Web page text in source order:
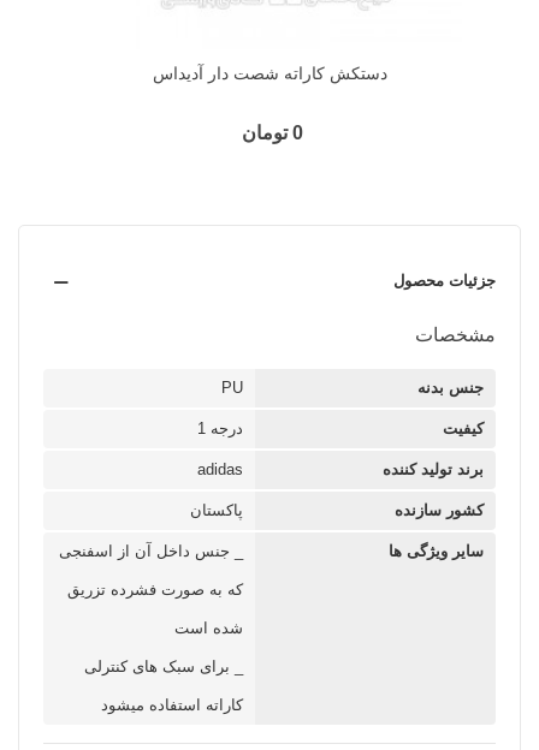
دستکش کاراته شصت دار آدیداس
0 تومان
جزئیات محصول
مشخصات
جنس بدنه PU
کیفیت درجه 1
برند تولید کننده adidas
کشور سازنده پاکستان
سایر ویژگی ها _ جنس داخل آن از اسفنجی
که به صورت فشرده تزریق
شده است
_ برای سبک های کنترلی
کاراته استفاده میشود